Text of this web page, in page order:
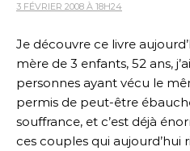
3 FÉVRIER 2008 À 18H24
Je découvre ce livre
mère de 3 enfants, 52 ans,
personnes ayant vécu le
permis de peut-être
souffrance, et c’est déjà
ces couples qui aujourd’hui